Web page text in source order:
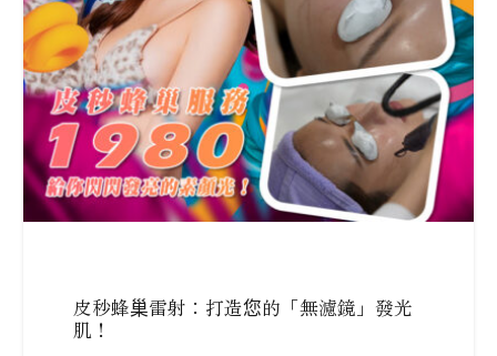
皮秒蜂巢雷射：打造您的「無濾鏡」發光
肌！